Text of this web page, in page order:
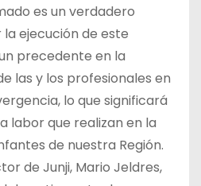
es un verdadero
ejecución de este
precedente en la
las y los profesionales en
lo que significará
labor que realizan en la
de nuestra Región.
de Junji, Mario Jeldres,